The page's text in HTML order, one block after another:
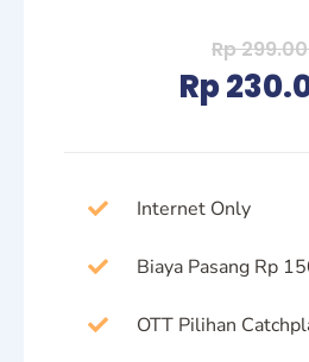
Rp
Rp
Internet Only
Biaya Pasang Rp
OTT Pilihan